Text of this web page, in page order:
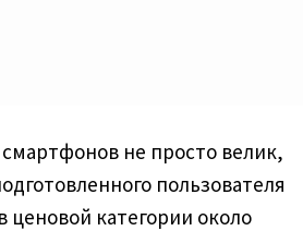
не просто велик,
пользователя
категории около